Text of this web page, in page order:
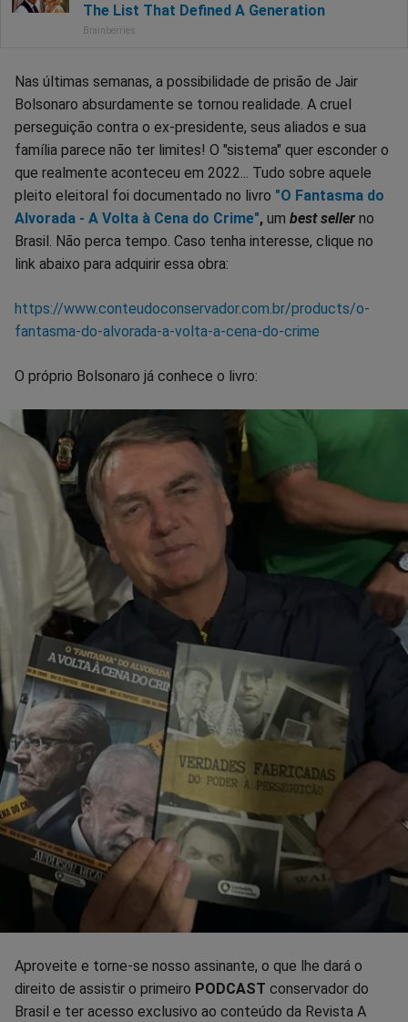
Nas últimas semanas, a possibilidade de prisão de Jair
Bolsonaro absurdamente se tornou realidade. A cruel
perseguição contra o ex-presidente, seus aliados e sua
família parece não ter limites! O "sistema" quer esconder o
que realmente aconteceu em 2022... Tudo sobre aquele
pleito eleitoral foi documentado no livro "O Fantasma do
Alvorada - A Volta à Cena do Crime", um best seller no
Brasil. Não perca tempo. Caso tenha interesse, clique no
link abaixo para adquirir essa obra:
https://www.conteudoconservador.com.br/products/o-
fantasma-do-alvorada-a-volta-a-cena-do-crime
O próprio Bolsonaro já conhece o livro:
Aproveite e torne-se nosso assinante, o que lhe dará o
direito de assistir o primeiro PODCAST conservador do
Brasil e ter acesso exclusivo ao conteúdo da Revista A